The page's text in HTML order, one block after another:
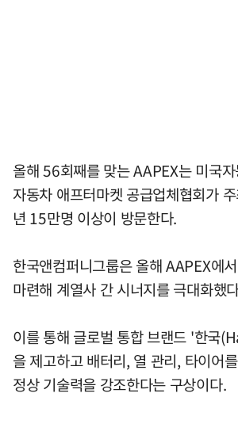
올해 56회째를 맞는 AAPEX는 미국
자동차 애프터마켓 공급업체협회가
년 15만명 이상이 방문한다.
한국앤컴퍼니그룹은 올해 AAPEX에
마련해 계열사 간 시너지를 극대화했
이를 통해 글로벌 통합 브랜드 '한국
을 제고하고 배터리, 열 관리, 타이어
정상 기술력을 강조한다는 구상이다.